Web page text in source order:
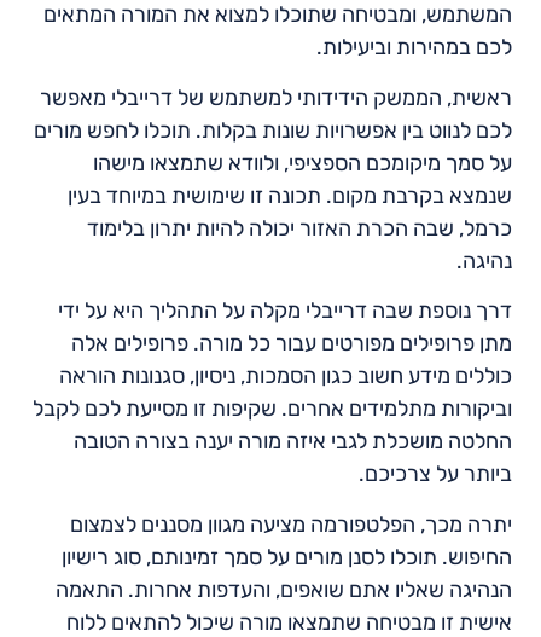
המשתמש, ומבטיחה שתוכלו למצוא את המורה המתאים
לכם במהירות וביעילות.
ראשית, הממשק הידידותי למשתמש של דרייבלי מאפשר
לכם לנווט בין אפשרויות שונות בקלות. תוכלו לחפש מורים
על סמך מיקומכם הספציפי, ולוודא שתמצאו מישהו
שנמצא בקרבת מקום. תכונה זו שימושית במיוחד בעין
כרמל, שבה הכרת האזור יכולה להיות יתרון בלימוד
נהיגה.
דרך נוספת שבה דרייבלי מקלה על התהליך היא על ידי
מתן פרופילים מפורטים עבור כל מורה. פרופילים אלה
כוללים מידע חשוב כגון הסמכות, ניסיון, סגנונות הוראה
וביקורות מתלמידים אחרים. שקיפות זו מסייעת לכם לקבל
החלטה מושכלת לגבי איזה מורה יענה בצורה הטובה
ביותר על צרכיכם.
יתרה מכך, הפלטפורמה מציעה מגוון מסננים לצמצום
החיפוש. תוכלו לסנן מורים על סמך זמינותם, סוג רישיון
הנהיגה שאליו אתם שואפים, והעדפות אחרות. התאמה
אישית זו מבטיחה שתמצאו מורה שיכול להתאים ללוח